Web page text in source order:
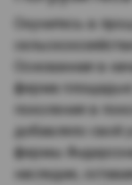
Окунитесь в
Основанная в
ферма площадью
поколения в
добавляло свой
фермы
наследие,